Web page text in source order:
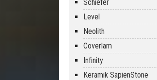
Schiefer
Level
Neolith
Coverlam
Infinity
Keramik SapienStone